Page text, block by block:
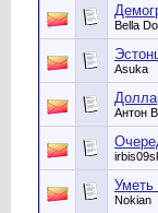
Bella
Asuka
Антон
Уметь
Nokian